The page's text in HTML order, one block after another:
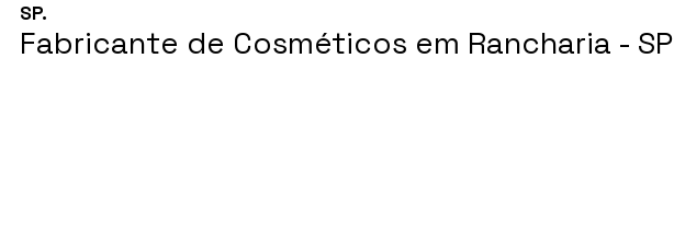
SP.
Fabricante de Cosméticos em Rancharia - SP